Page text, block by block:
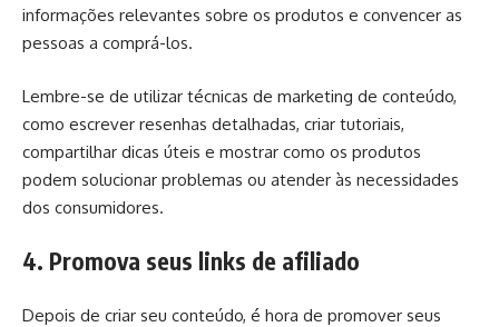
informações relevantes sobre os produtos e convencer as
pessoas a comprá-los.
Lembre-se de utilizar técnicas de marketing de conteúdo,
como escrever resenhas detalhadas, criar tutoriais,
compartilhar dicas úteis e mostrar como os produtos
podem solucionar problemas ou atender às necessidades
dos consumidores.
4. Promova seus links de afiliado
Depois de criar seu conteúdo, é hora de promover seus